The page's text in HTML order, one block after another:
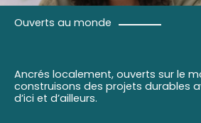
Ouverts au monde
Ancrés localement, ouverts sur le
construisons des projets durables
d’ici et d’ailleurs.